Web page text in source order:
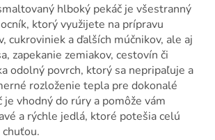
hlboký pekáč je všestranný
ktorý využijete na prípravu
cukroviniek a ďalších múčnikov, ale aj
zapekanie zemiakov, cestovín či
odolný povrch, ktorý sa nepripaľuje a
rozloženie tepla pre dokonalé
je vhodný do rúry a pomôže vám
a rýchle jedlá, ktoré potešia celú